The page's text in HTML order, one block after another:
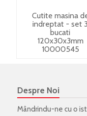
Cutite masina
indreptat - set 3
bucati
120x30x3mm
10000545
Despre Noi
Mândrindu-ne cu o